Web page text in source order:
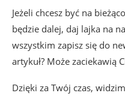
Jeżeli chcesz być na
będzie dalej, daj lajka na
wszystkim zapisz się do
artykuł? Może zaciekawią
Dzięki za Twój czas,